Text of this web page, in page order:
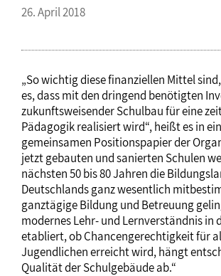
26. April 2018
„So wichtig diese finanziellen Mittel
es, dass mit den dringend benötigten
zukunftsweisender Schulbau für eine
Pädagogik realisiert wird“, heißt es in
gemeinsamen Positionspapier der
jetzt gebauten und sanierten Schulen
nächsten 50 bis 80 Jahren die
Deutschlands ganz wesentlich
ganztägige Bildung und Betreuung
modernes Lehr- und Lernverständnis in
etabliert, ob Chancengerechtigkeit für
Jugendlichen erreicht wird, hängt
Qualität der Schulgebäude ab.“